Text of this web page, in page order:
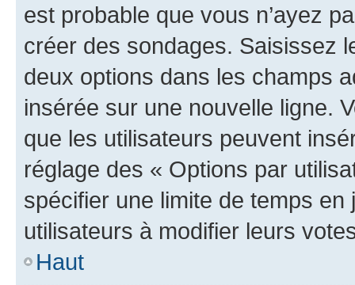
est probable que vous n’ayez
créer des sondages. Saisissez
deux options dans les champs
insérée sur une nouvelle ligne.
que les utilisateurs peuvent
réglage des « Options par
spécifier une limite de temps
utilisateurs à modifier leurs
Haut